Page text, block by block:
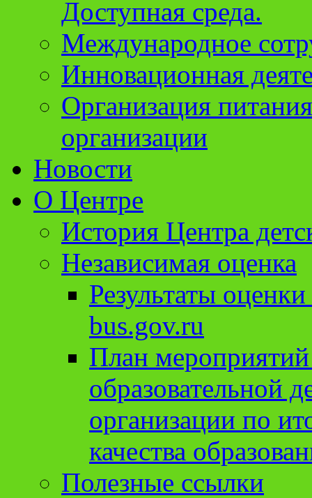
Доступная среда.
Международное
Инновационная
Организация
организации
Новости
О Центре
История Центра
Независимая оценка
Результаты
bus.gov.ru
План
образовательной
организации по
качества
Полезные ссылки